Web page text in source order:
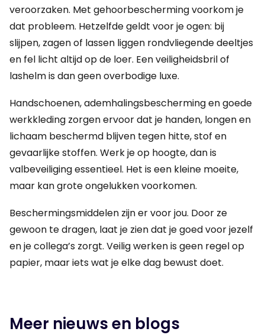
veroorzaken. Met gehoorbescherming voorkom je
dat probleem. Hetzelfde geldt voor je ogen: bij
slijpen, zagen of lassen liggen rondvliegende deeltjes
en fel licht altijd op de loer. Een veiligheidsbril of
lashelm is dan geen overbodige luxe.
Handschoenen, ademhalingsbescherming en goede
werkkleding zorgen ervoor dat je handen, longen en
lichaam beschermd blijven tegen hitte, stof en
gevaarlijke stoffen. Werk je op hoogte, dan is
valbeveiliging essentieel. Het is een kleine moeite,
maar kan grote ongelukken voorkomen.
Beschermingsmiddelen zijn er voor jou. Door ze
gewoon te dragen, laat je zien dat je goed voor jezelf
en je collega’s zorgt. Veilig werken is geen regel op
papier, maar iets wat je elke dag bewust doet.
Meer nieuws en blogs